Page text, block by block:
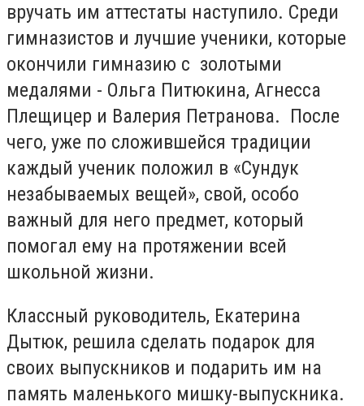
вручать им аттестаты наступило. Среди
гимназистов и лучшие ученики, которые
окончили гимназию с золотыми
медалями - Ольга Питюкина, Агнесса
Плещицер и Валерия Петранова. После
чего, уже по сложившейся традиции
каждый ученик положил в «Сундук
незабываемых вещей», свой, особо
важный для него предмет, который
помогал ему на протяжении всей
школьной жизни.
Классный руководитель, Екатерина
Дытюк, решила сделать подарок для
своих выпускников и подарить им на
память маленького мишку-выпускника.